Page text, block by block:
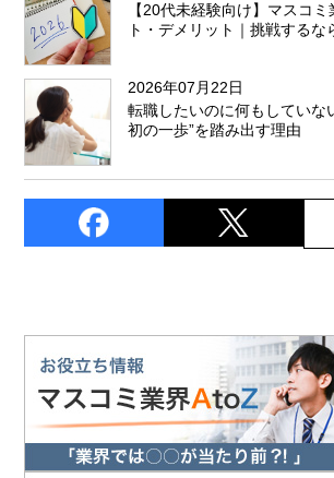
【20代未経験向け】マスコ
ト・デメリット｜挑戦するな
2026年07月22日
転職したいのに何もしていな
初の一歩”を踏み出す理由